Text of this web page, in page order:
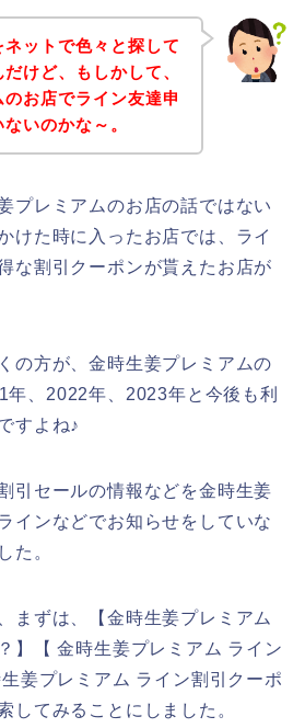
ットで色々と探して
けど、もしかして、
お店でライン友達申
いのかな～。
プレミアムのお店の話ではない
けた時に入ったお店では、ライ
な割引クーポンが貰えたお店が
の方が、金時生姜プレミアムの
、2022年、2023年と今後も利
すよね♪
引セールの情報などを金時生姜
インなどでお知らせをしていな
た。
まずは、【金時生姜プレミアム
】【 金時生姜プレミアム ライン
姜プレミアム ライン割引クーポ
してみることにしました。